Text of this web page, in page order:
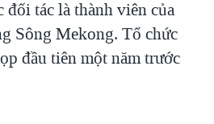
tác là thành viên của
Sông Mekong. Tổ chức
đầu tiên một năm trước